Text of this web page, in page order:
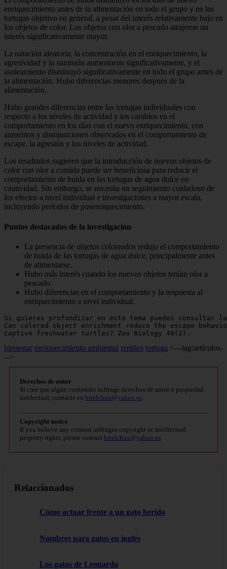
enriquecimiento antes de la alimentación en todo el grupo y en las
tortugas objetivo en general, a pesar del interés relativamente bajo en
los objetos de color. Los objetos con olor a pescado atrajeron un
interés significativamente mayor.
La natación aleatoria, la concentración en el enriquecimiento, la
agresividad y la sumisión aumentaron significativamente, y el
asoleamiento disminuyó significativamente en todo el grupo antes de
la alimentación. Hubo diferencias menores después de la
alimentación.
Hubo grandes diferencias entre las tortugas individuales con
respecto a los niveles de actividad y los cambios en el
comportamiento en los días con el nuevo enriquecimiento, con
aumentos y disminuciones observados en el comportamiento de
escape, la agresión y los niveles de actividad.
Los resultados sugieren que la introducción de nuevos objetos de
color con olor a comida puede ser beneficiosa para reducir el
comportamiento de huida en las tortugas de agua dulce en
cautividad. Sin embargo, se necesita un seguimiento cuidadoso de
los efectos a nivel individual e investigaciones a mayor escala,
incluyendo períodos de posenriquecimiento.
Puntos destacados de la investigación
La presencia de objetos coloreados redujo el comportamiento
de huida de las tortugas de agua dulce, principalmente antes
de alimentarse.
Hubo más interés cuando los nuevos objetos tenían olor a
pescado.
Hubo diferencias en el comportamiento y la respuesta al
enriquecimiento a nivel individual.
Si quieres profundizar en este tema puedes consultar
Can colored object enrichment reduce the escape
captive freshwater turtles? Zoo Biology 40(2).
bienestar enriquecimiento ambiental reptiles tortuga <---tag:artículos-
-->
Derechos de autor
Si cree que algún contenido infringe derechos de autor o propiedad
intelectual, contacte en bitelchux@yahoo.es
Copyright notice
If you believe any content infringes copyright or intellectual
property rights, please contact bitelchux@yahoo.es
Relaccionados
Cómo actuar frente a un gato herido
Nombres para gatos en inglés
Los gatos de Leonardo